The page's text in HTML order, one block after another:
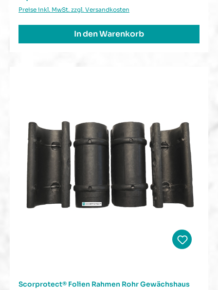
Preise inkl. MwSt. zzgl. Versandkosten
In den Warenkorb
Scorprotect® Folien Rahmen Rohr Gewächshaus